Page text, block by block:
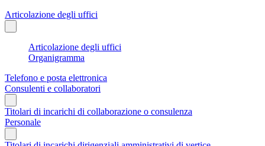
Articolazione degli uffici
Articolazione degli uffici
Organigramma
Telefono e posta elettronica
Consulenti e collaboratori
Titolari di incarichi di collaborazione o consulenza
Personale